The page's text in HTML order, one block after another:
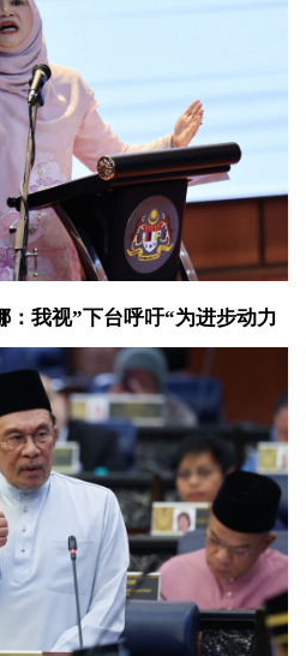
：我视”下台呼吁“为进步动力